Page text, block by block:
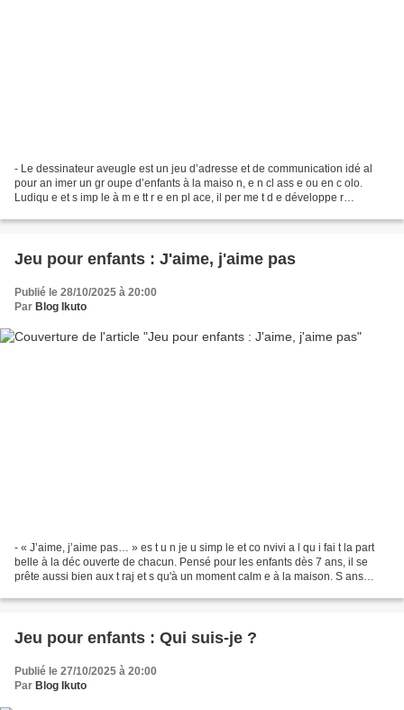
- Le dessinateur aveugle est un jeu d’adresse et de communication idé al
pour an imer un gr oupe d’enfants à la maiso n, e n cl ass e ou en c olo.
Ludiqu e et s imp le à m e tt r e en pl ace, il per me t d e développe r
Jeu pour enfants : J'aime, j'aime pas
Publié le 28/10/2025 à 20:00
Par Blog Ikuto
- « J’aime, j’aime pas… » es t u n je u simp le et co nvivi a l qu i fai t la part
belle à la déc ouverte de chacun. Pensé pour les enfants dès 7 ans, il se
prête aussi bien aux t raj et s qu'à un moment calm e à la maison. S ans
Jeu pour enfants : Qui suis-je ?
Publié le 27/10/2025 à 20:00
Par Blog Ikuto